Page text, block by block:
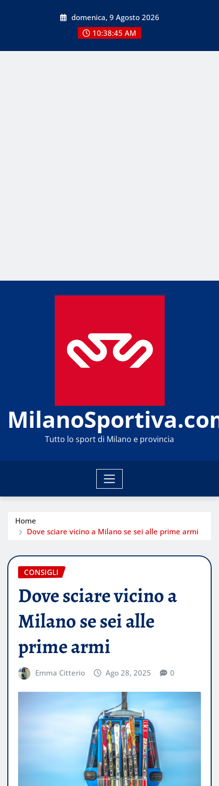
domenica, 9 Agosto 2026
10:38:47 AM
Tutto lo sport di Milano e provincia
Home
Dove sciare vicino a Milano se sei alle prime armi
CONSIGLI
Dove sciare vicino a
Milano se sei alle
prime armi
Emma Citterio Ago 28, 2025 0